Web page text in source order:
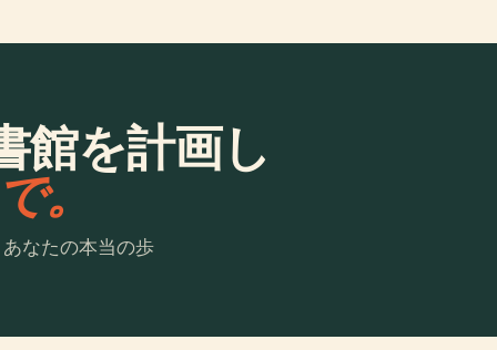
館を計画し
。
なたの本当の歩